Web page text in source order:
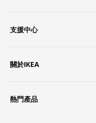
支援中心
關於IKEA
熱門產品